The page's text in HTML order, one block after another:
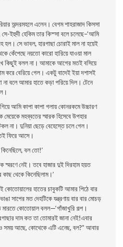
অন্দরমহলে এলেন। বেগম শাহরাজাদ কিসসা
ইহুদী হেকিম তার কিস্সা বলে চলেছে–‘আমি
হল। সে ভাবল, হারগাছা চোরাই মাল না হয়েই
কেঁপেছে নয়তাে কারাে হারিয়ে যাওয়া মাল
কিছুই বলল না। আমাকে আগের মতই বসিয়ে
করে বেরিয়ে গেল। একটু বাদেই ইয়া দশাসই
না বলে আমার হাতে কড়া পরিয়ে দিল। টেনে
আমি কাপা কাপা গলায় কোনরকমে উচ্চারণ
মহব্বতের স্মারক হিসেবে উপহার
না। দুনিয়া ছেড়ে বেহেস্তে চলে গেল।
ফিরে আসে।
বল তাে!’
নেই। তবে হাজার দুই দিরহাম হয়ত
থেকে কিনেছিলাম।’
হাতের চাবুকটি আমার পিঠে বার
মত দেহটিকে যন্ত্রণায় বার বার মােচড়
মারতে কোতােয়াল বলল—‘গাঁজাখুরি গল্প।
দাম কত তা তােমারই জানা নেই!এবার
সময় আছে, কোথেকে এটি এনেছ, বল?” আবার